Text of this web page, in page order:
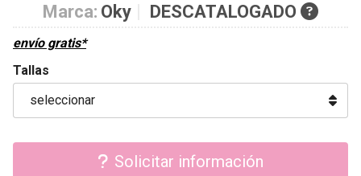
Marca: Oky DESCATALOGADO
envío gratis*
Tallas
Solicitar información